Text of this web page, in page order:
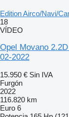
Edition Airco/Navi/
18
VÍDEO
Opel Movano
02-2022
15.950 € Sin IVA
Furgón
2022
116.820 km
Euro 6